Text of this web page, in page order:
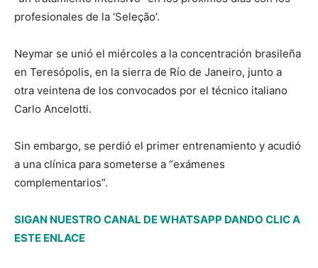
profesionales de la ‘Seleção’.
Neymar se unió el miércoles a la concentración brasileña
en Teresópolis, en la sierra de Río de Janeiro, junto a
otra veintena de los convocados por el técnico italiano
Carlo Ancelotti.
Sin embargo, se perdió el primer entrenamiento y acudió
a una clínica para someterse a “exámenes
complementarios”.
SIGAN NUESTRO CANAL DE WHATSAPP DANDO CLIC A
ESTE ENLACE